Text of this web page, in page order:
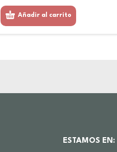
Añadir al carrito
ESTAMOS EN: